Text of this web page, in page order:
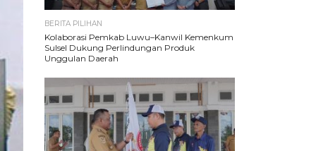
BERITA PILIHAN
Kolaborasi Pemkab Luwu–Kanwil Kemenkum
Sulsel Dukung Perlindungan Produk
Unggulan Daerah